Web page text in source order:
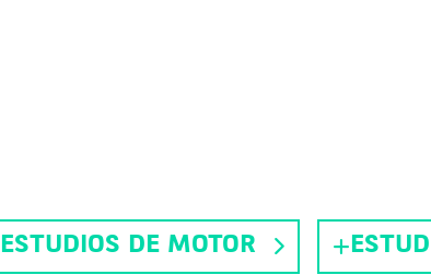
ESTUDIOS DE MOTOR